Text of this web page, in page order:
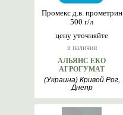
цену уточняйте
в наличии
Промекс д.в. прометрин
500 г/л
АЛЬЯНС ЕКО
АГРОГУМАТ
(Украина) Кривой Рог,
Днепр